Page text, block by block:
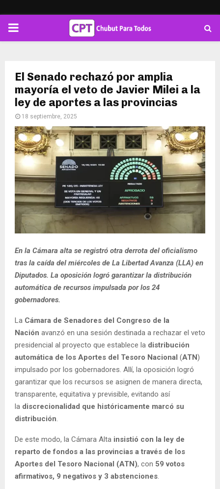
PRIMARY
El Senado rechazó por amplia
mayoría el veto de Javier Milei a la
ley de aportes a las provincias
18 septiembre, 2025
En la Cámara alta se registró otra derrota del oficialismo
tras la caída del miércoles de La Libertad Avanza (LLA) en
Diputados. La oposición logró garantizar la distribución
automática de recursos impulsada por los 24
gobernadores.
La Cámara de Senadores del Congreso de la
Nación avanzó en una sesión destinada a rechazar el veto
presidencial al proyecto que establece la distribución
automática de los Aportes del Tesoro Nacional (ATN)
impulsado por los gobernadores. Allí, la oposición logró
garantizar que los recursos se asignen de manera directa,
transparente, equitativa y previsible, evitando así
la discrecionalidad que históricamente marcó su
distribución.
De este modo, la Cámara Alta insistió con la ley de
reparto de fondos a las provincias a través de los
Aportes del Tesoro Nacional (ATN), con 59 votos
afirmativos, 9 negativos y 3 abstenciones.